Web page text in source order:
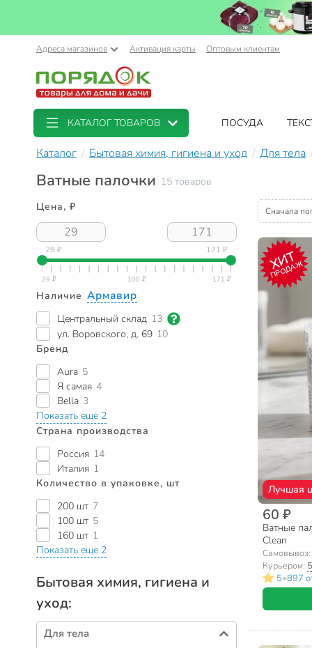
Адреса магазинов Активация карты Оптовым клиентам
КАТАЛОГ ТОВАРОВ ПОСУДА
Каталог Бытовая химия, гигиена и уход Для тела
Ватные палочки 15 товаров
Цена, ₽
29 ₽ 171 ₽
Наличие Армавир
Центральный склад 13
ул. Воровского, д. 69 10
Бренд
Aura 5
Я самая 4
Bella 3
Показать еще 2
Страна производства
Россия 14
Италия 1
Количество в упаковке, шт
200 шт 7
100 шт 5
160 шт 1
Показать еще 2
Бытовая химия, гигиена и
уход:
Для тела
Сначала
ХИТ
ПРОДАЖ
Лучшая
60 ₽
Ватные
Clean
Самовывоз:
Курьером:
5•897